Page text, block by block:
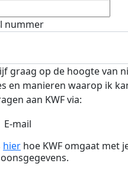
nummer
graag op de hoogte van
en manieren waarop ik
aan KWF via:
E-mail
hier hoe KWF omgaat met